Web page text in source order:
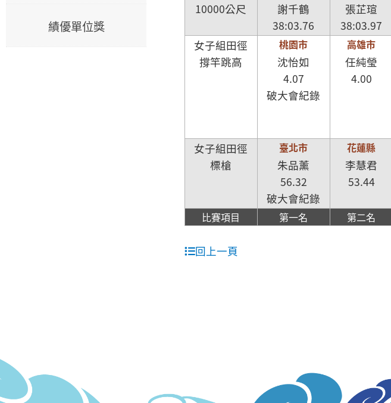
績優單位獎
10000公尺
謝千鶴
38:03.76
張芷瑄
38:03.97
女子組田徑
撐竿跳高
桃園市
沈怡如
4.07
破大會紀錄
高雄市
任純瑩
4.00
女子組田徑
標槍
臺北市
朱品薰
56.32
破大會紀錄
花蓮縣
李慧君
53.44
比賽項目 第一名 第二名
回上一頁